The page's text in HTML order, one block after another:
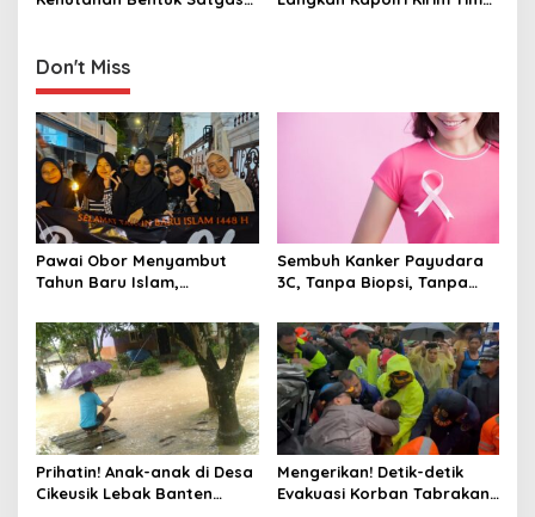
akibatkan Bencana di Aceh
dan Sumatera
Don't Miss
Pawai Obor Menyambut
Tahun Baru Islam,
di Palmerah Jakbar
Sembuh Kanker Payudara
3C, Tanpa Biopsi, Tanpa
Prihatin! Anak-anak di Desa
Cikeusik Lebak Banten
Mengerikan! Detik-detik
Evakuasi Korban Tabrakan